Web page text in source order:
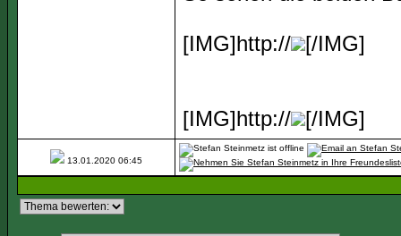
[IMG]http:// [/IMG]
[IMG]http:// [/IMG]
13.01.2020 06:45